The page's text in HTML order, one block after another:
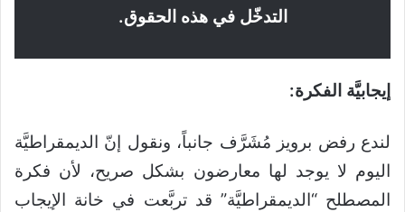
التدخّل في هذه الحقوق.
إيجابيَّة الفكرة:
لندع رفض برويز مُشَرَّف جانباً، ونقول إنّ الديمقراطيَّة
اليوم لا يوجد لها معارضون بشكل صريح، لأن فكرة
المصطلح “الديمقراطيَّة” قد تربَّعت في خانة الإيجاب